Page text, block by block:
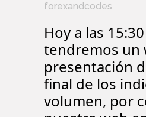
forexandcodes
Hoy a las 15:30
tendremos un
presentación
final de los
volumen, por